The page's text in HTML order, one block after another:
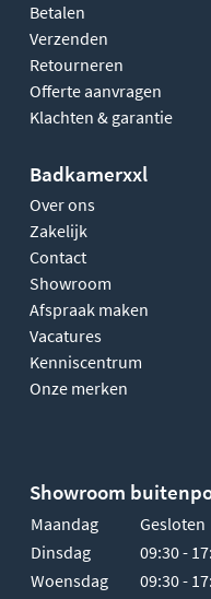
Betalen
Verzenden
Retourneren
Offerte aanvragen
Klachten & garantie
Badkamerxxl
Over ons
Zakelijk
Contact
Showroom
Afspraak maken
Vacatures
Kenniscentrum
Onze merken
Showroom
Maandag
Gesloten
Dinsdag
09:30 -
Woensdag
09:30 -